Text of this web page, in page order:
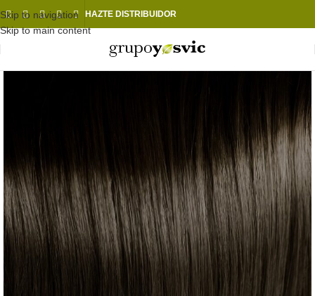
Skip to navigation
Skip to main content
HAZTE DISTRIBUIDOR